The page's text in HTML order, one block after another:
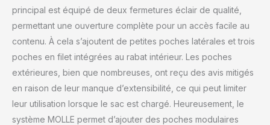
principal est équipé de deux fermetures éclair de qualité,
permettant une ouverture complète pour un accès facile au
contenu. À cela s’ajoutent de petites poches latérales et trois
poches en filet intégrées au rabat intérieur. Les poches
extérieures, bien que nombreuses, ont reçu des avis mitigés
en raison de leur manque d’extensibilité, ce qui peut limiter
leur utilisation lorsque le sac est chargé. Heureusement, le
système MOLLE permet d’ajouter des poches modulaires